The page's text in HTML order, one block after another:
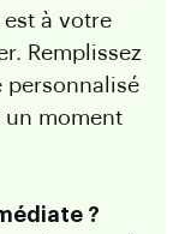
à votre
Remplissez
personnalisé
un moment
?